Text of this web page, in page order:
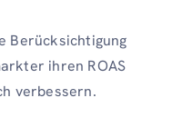
Berücksichtigung
ihren ROAS
verbessern.